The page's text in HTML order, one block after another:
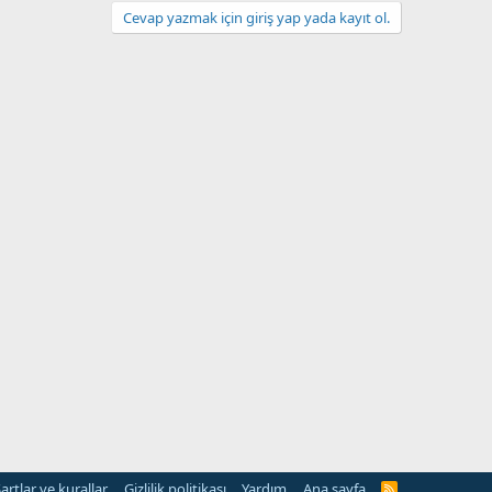
Cevap yazmak için giriş yap yada kayıt ol.
R